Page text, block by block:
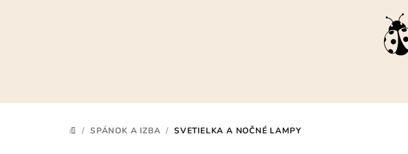
DOMOV
/ SPÁNOK A IZBA / SVETIELKA A NOČNÉ LAMPY